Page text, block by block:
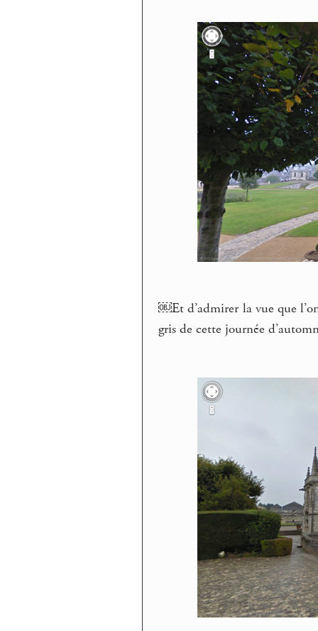
￼Et d’admirer la vue que
gris de cette journée